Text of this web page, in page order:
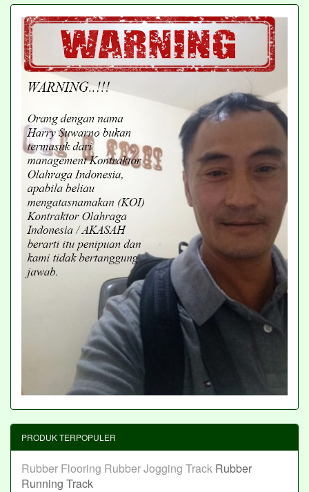
PRODUK TERPOPULER
Rubber Flooring Rubber Jogging Track Rubber
Running Track